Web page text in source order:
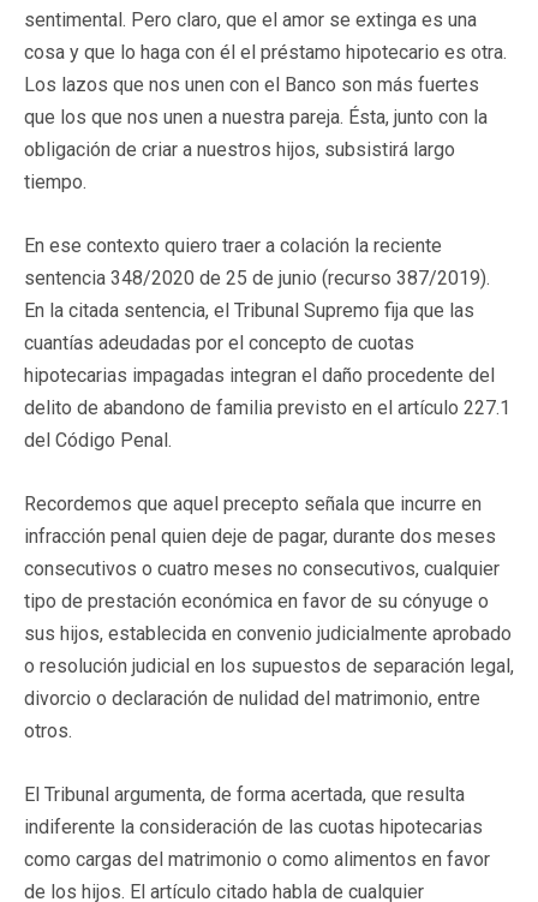
sentimental. Pero claro, que el amor se extinga es una
cosa y que lo haga con él el préstamo hipotecario es otra.
Los lazos que nos unen con el Banco son más fuertes
que los que nos unen a nuestra pareja. Ésta, junto con la
obligación de criar a nuestros hijos, subsistirá largo
tiempo.
En ese contexto quiero traer a colación la reciente
sentencia 348/2020 de 25 de junio (recurso 387/2019).
En la citada sentencia, el Tribunal Supremo fija que las
cuantías adeudadas por el concepto de cuotas
hipotecarias impagadas integran el daño procedente del
delito de abandono de familia previsto en el artículo 227.1
del Código Penal.
Recordemos que aquel precepto señala que incurre en
infracción penal quien deje de pagar, durante dos meses
consecutivos o cuatro meses no consecutivos, cualquier
tipo de prestación económica en favor de su cónyuge o
sus hijos, establecida en convenio judicialmente aprobado
o resolución judicial en los supuestos de separación legal,
divorcio o declaración de nulidad del matrimonio, entre
otros.
El Tribunal argumenta, de forma acertada, que resulta
indiferente la consideración de las cuotas hipotecarias
como cargas del matrimonio o como alimentos en favor
de los hijos. El artículo citado habla de cualquier